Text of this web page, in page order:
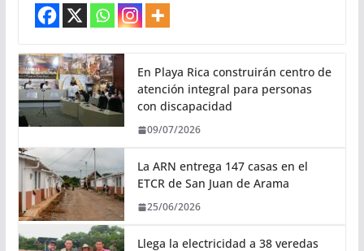
En Playa Rica construirán centro de
atención integral para personas
con discapacidad
09/07/2026
La ARN entrega 147 casas en el
ETCR de San Juan de Arama
25/06/2026
Llega la electricidad a 38 veredas